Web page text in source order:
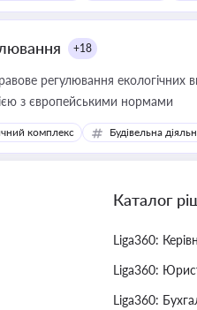
+18
регулювання
з європейськими нормами
комплекс Будівельна
Каталог
Liga360:
Liga360:
Liga360: